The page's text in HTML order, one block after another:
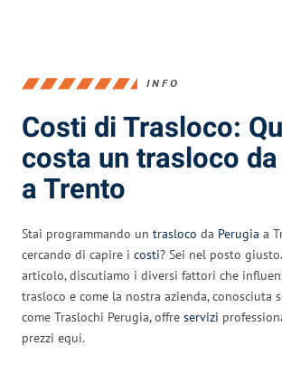
INFO
Costi di Trasloco:
costa un trasloco
a Trento
Stai programmando un trasloco da Perugia a
cercando di capire i costi? Sei nel posto
articolo, discutiamo i diversi fattori che
trasloco e come la nostra azienda, conosciuta
come Traslochi Perugia, offre servizi
prezzi equi.